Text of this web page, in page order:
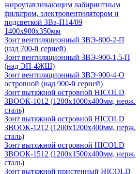
жироулавливающим лабиринтным
фильтром, электровентилятором и
подсветкой ЗВэ-П14/09
1400х900х350мм
Зонт вентиляционный ЗВЭ-800-2-П
(над 700-й серией)
Зонт вентиляционный ЗВЭ-900-1,5-П
(над ЭП-4ЖШ)
Зонт вентиляционный ЗВЭ-900-4-О
островной (над 900-й серией)
Зонт вытяжной островной HICOLD
ЗВООК-1012 (1200х1000х400мм, нерж.
сталь)
Зонт вытяжной островной HICOLD
ЗВООК-1212 (1200x1200x400мм, нерж.
сталь)
Зонт вытяжной островной HICOLD
ЗВООК-1512 (1200х1500х400мм, нерж.
сталь)
Зонт вытяжной пристенный HICOLD